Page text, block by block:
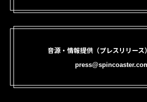
音源・情報提供（プレスリリース